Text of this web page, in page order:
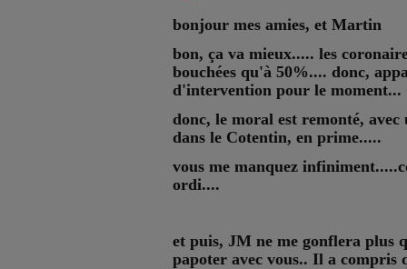
bonjour mes amies, et Martin
bon, ça va mieux..... les
bouchées qu'à 50%.... donc,
d'intervention pour le moment...
donc, le moral est remonté,
dans le Cotentin, en prime.....
vous me manquez
ordi....
et puis, JM ne me gonflera plus
papoter avec vous.. Il a compris